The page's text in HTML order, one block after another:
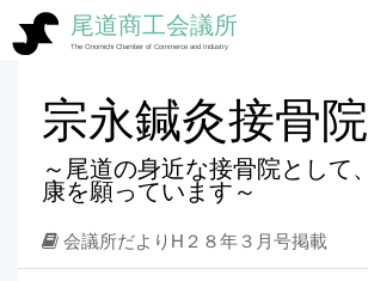
尾道商工会議所
The Onomichi Chamber of Commerce and Industry
ホーム>会員コーナーＨＰ版
宗永鍼灸接骨院
～尾道の身近な接骨院として
康を願っています～
会議所だよりH２８年３月号掲載